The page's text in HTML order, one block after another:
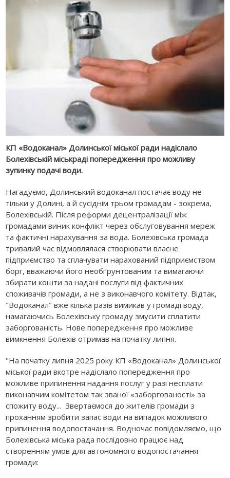
КП «Водоканал» Долинської міської ради надіслало
Болехівській міськраді попередження про можливу
зупинку подачі води.
Нагадуємо, Долинський водоканал постачає воду не
тільки у Долині, а й сусіднім трьом громадам - зокрема,
Болехівській. Після реформи децентралізації між
громадами виник конфлікт через обслуговування мереж
та фактичні нарахування за вода. Болехівська громада
тривалий час відмовлялася створювати власне
підприємство та сплачувати нарахований підприємством
борг, вважаючи його необґрунтованим та вимагаючи
збирати кошти за надані послуги від фактичних
споживачів громади, а не з виконавчого комітету. Відтак,
"Водоканал" вже кілька разів вимикав у громаді воду,
намагаючись Болехівську громаду змусити сплатити
заборгованість. Нове попередження про можливе
вимкнення Болехів отримав на початку липня.
"На початку липня 2025 року КП «Водоканал» Долинської
міської ради вкотре надіслало попередження про
можливе припинення надання послуг у разі несплати
виконавчим комітетом так званої «заборгованості» за
спожиту воду... Звертаємося до жителів громади з
проханням зробити запас води на випадок можливого
припинення водопостачання. Водночас повідомляємо, що
Болехівська міська рада послідовно працює над
створенням умов для автономного водопостачання
громади: